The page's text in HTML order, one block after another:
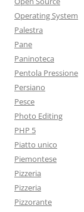
Operating System
Palestra
Pane
Paninoteca
Pentola Pressione
Persiano
Pesce
Photo Editing
PHP 5
Piatto unico
Piemontese
Pizzeria
Pizzeria
Pizzorante